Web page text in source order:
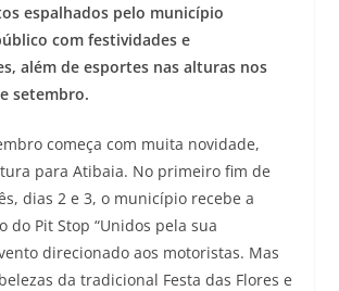
espalhados pelo município
com festividades e
além de esportes nas alturas nos
setembro.
começa com muita novidade,
para Atibaia. No primeiro fim de
dias 2 e 3, o município recebe a
do Pit Stop “Unidos pela sua
direcionado aos motoristas. Mas
da tradicional Festa das Flores e